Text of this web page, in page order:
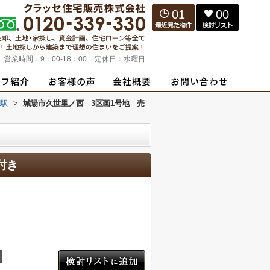
営業時間： 9：00-18：00 定休日： 水曜日
01 00
> 城陽市久世里ノ西 3区画1号地 売
き